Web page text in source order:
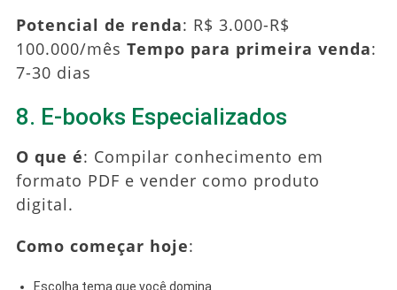
Potencial de renda: R$ 3.000-R$
100.000/mês Tempo para primeira venda:
7-30 dias
8. E-books Especializados
O que é: Compilar conhecimento em
formato PDF e vender como produto
digital.
Como começar hoje:
Escolha tema que você domina